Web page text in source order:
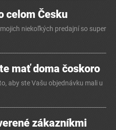
celom Česku
niekoľkých predajní so super
mať doma čoskoro
aby ste Vašu objednávku mali u
zákazníkmi